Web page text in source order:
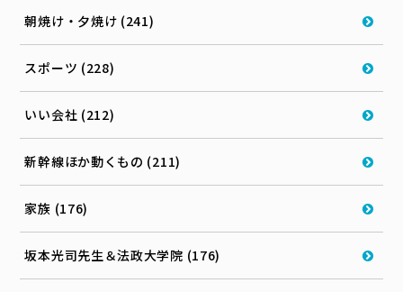
朝焼け・夕焼け (241)
スポーツ (228)
いい会社 (212)
新幹線ほか動くもの (211)
家族 (176)
坂本光司先生＆法政大学院 (176)